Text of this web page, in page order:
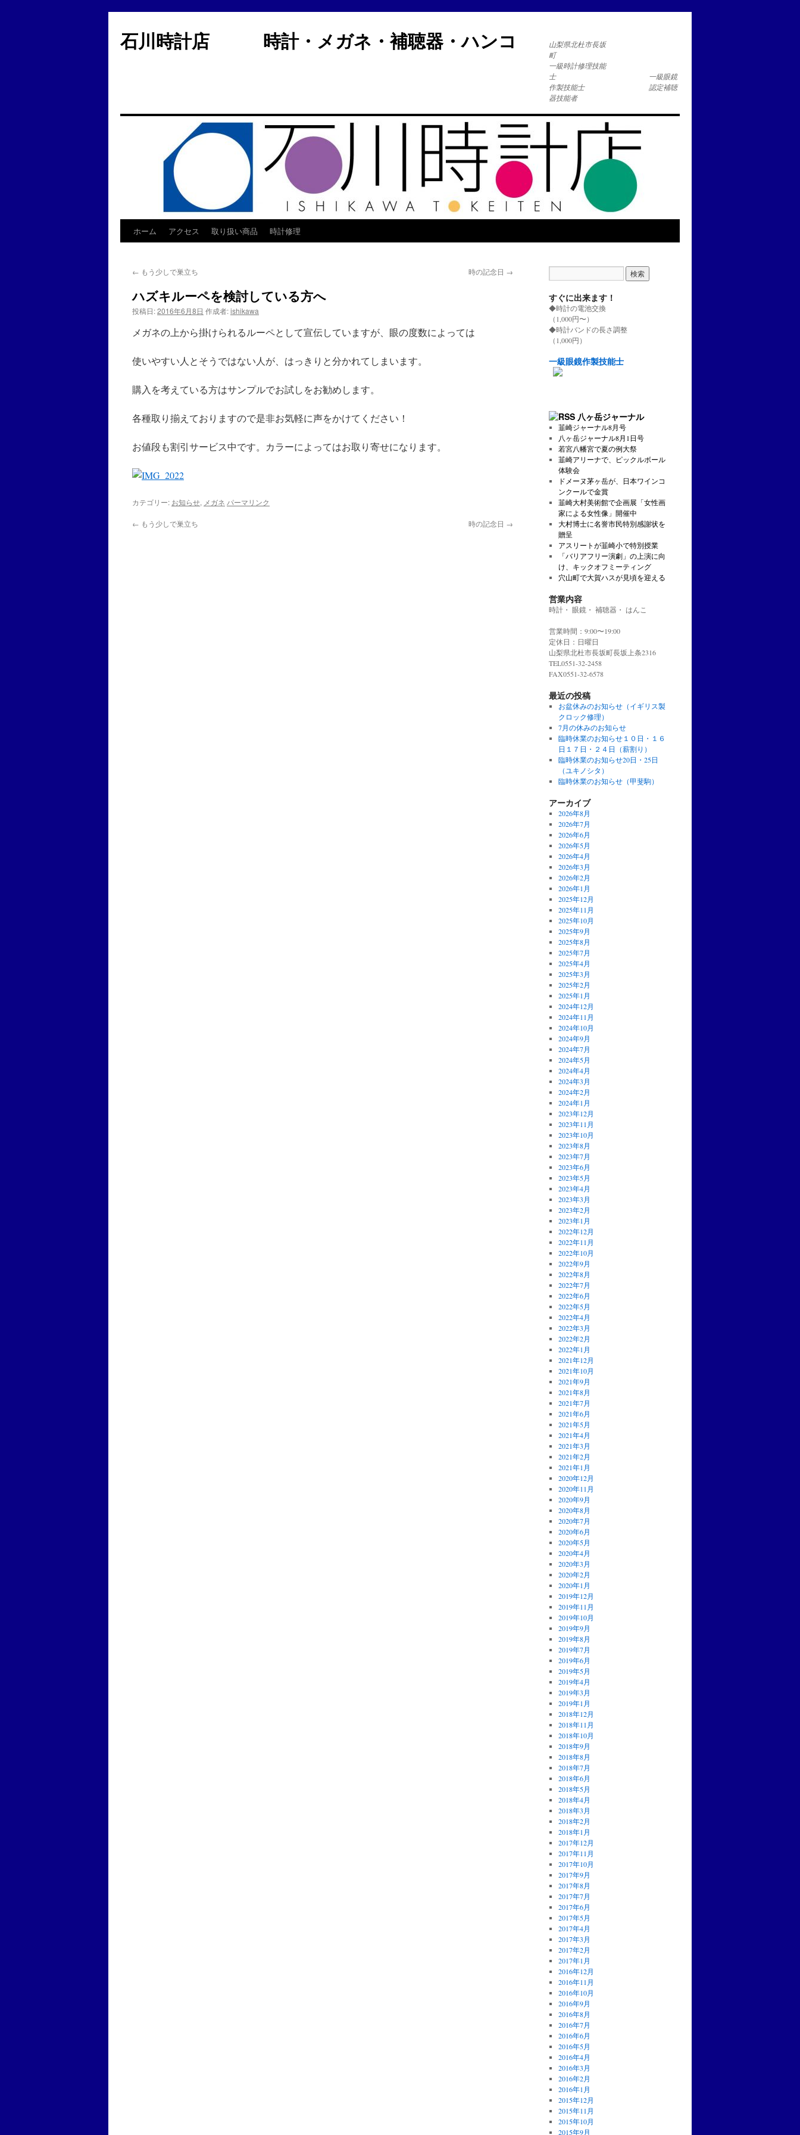
テ
ン
プ
石川時計店 時計・メガネ・補聴器・ハンコ
山梨県北杜市長坂
一級時計修理技能
士 一級眼鏡
作製技能士 認定補聴
器技能者
ホーム アクセス 取り扱い商品 時計修理
← もう少しで巣立ち 時の記念日 →
ハズキルーペを検討している方へ
投稿日:2016年6月8日 作成者:ishikawa
メガネの上から掛けられるルーペとして宣伝していますが、眼の度数によっては
使いやすい人とそうではない人が、はっきりと分かれてしまいます。
購入を考えている方はサンプルでお試しをお勧めします。
各種取り揃えておりますので是非お気軽に声をかけてください！
お値段も割引サービス中です。カラーによってはお取り寄せになります。
カテゴリー: お知らせ, メガネ パーマリンク
← もう少しで巣立ち 時の記念日 →
すぐに出来ます！
◆時計の電池交換
（1,000円〜）
◆時計バンドの長さ調整
（1,000円）
一級眼鏡作製技能士
八ヶ岳ジャーナル
韮崎ジャーナル8月号
八ヶ岳ジャーナル8月1日号
若宮八幡宮で夏の例大祭
韮崎アリーナで、ピックルボール
体験会
ドメーヌ茅ヶ岳が、日本ワインコ
ンクールで金賞
韮崎大村美術館で企画展「女性画
家による女性像」開催中
大村博士に名誉市民特別感謝状を
贈呈
アスリートが韮崎小で特別授業
「バリアフリー演劇」の上演に向
け、キックオフミーティング
穴山町で大賀ハスが見頃を迎える
営業内容
時計・ 眼鏡・ 補聴器・ はんこ
営業時間：9:00〜19:00
定休日：日曜日
山梨県北杜市長坂町長坂上条2316
TEL0551-32-2458
FAX0551-32-6578
最近の投稿
お盆休みのお知らせ（イギリス製
クロック修理）
7月の休みのお知らせ
臨時休業のお知らせ１０日・１６
日１７日・２４日（薪割り）
臨時休業のお知らせ20日・25日
（ユキノシタ）
臨時休業のお知らせ（甲斐駒）
アーカイブ
2026年8月
2026年7月
2026年6月
2026年5月
2026年4月
2026年3月
2026年2月
2026年1月
2025年12月
2025年11月
2025年10月
2025年9月
2025年8月
2025年7月
2025年4月
2025年3月
2025年2月
2025年1月
2024年12月
2024年11月
2024年10月
2024年9月
2024年7月
2024年5月
2024年4月
2024年3月
2024年2月
2024年1月
2023年12月
2023年11月
2023年10月
2023年8月
2023年7月
2023年6月
2023年5月
2023年4月
2023年3月
2023年2月
2023年1月
2022年12月
2022年11月
2022年10月
2022年9月
2022年8月
2022年7月
2022年6月
2022年5月
2022年4月
2022年3月
2022年2月
2022年1月
2021年12月
2021年10月
2021年9月
2021年8月
2021年7月
2021年6月
2021年5月
2021年4月
2021年3月
2021年2月
2021年1月
2020年12月
2020年11月
2020年9月
2020年8月
2020年7月
2020年6月
2020年5月
2020年4月
2020年3月
2020年2月
2020年1月
2019年12月
2019年11月
2019年10月
2019年9月
2019年8月
2019年7月
2019年6月
2019年5月
2019年4月
2019年3月
2019年1月
2018年12月
2018年11月
2018年10月
2018年9月
2018年8月
2018年7月
2018年6月
2018年5月
2018年4月
2018年3月
2018年2月
2018年1月
2017年12月
2017年11月
2017年10月
2017年9月
2017年8月
2017年7月
2017年6月
2017年5月
2017年4月
2017年3月
2017年2月
2017年1月
2016年12月
2016年11月
2016年10月
2016年9月
2016年8月
2016年7月
2016年6月
2016年5月
2016年4月
2016年3月
2016年2月
2016年1月
2015年12月
2015年11月
2015年10月
2015年9月